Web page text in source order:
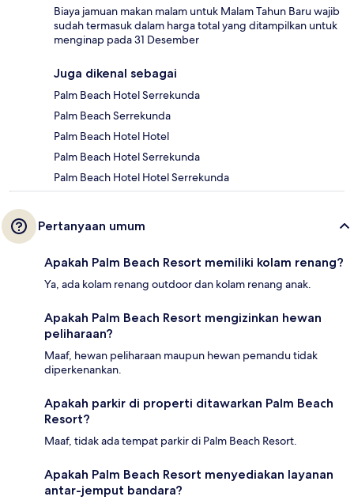
Biaya jamuan makan malam untuk Malam Tahun Baru wajib
sudah termasuk dalam harga total yang ditampilkan untuk
menginap pada 31 Desember
Juga dikenal sebagai
Palm Beach Hotel Serrekunda
Palm Beach Serrekunda
Palm Beach Hotel Hotel
Palm Beach Hotel Serrekunda
Palm Beach Hotel Hotel Serrekunda
Pertanyaan umum
Apakah Palm Beach Resort memiliki kolam renang?
Ya, ada kolam renang outdoor dan kolam renang anak.
Apakah Palm Beach Resort mengizinkan hewan
peliharaan?
Maaf, hewan peliharaan maupun hewan pemandu tidak
diperkenankan.
Apakah parkir di properti ditawarkan Palm Beach
Resort?
Maaf, tidak ada tempat parkir di Palm Beach Resort.
Apakah Palm Beach Resort menyediakan layanan
antar-jemput bandara?